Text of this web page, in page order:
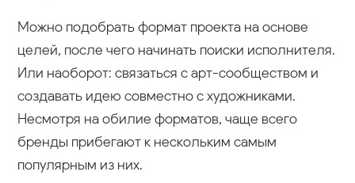
Можно подобрать формат проекта на основе
целей, после чего начинать поиски исполнителя.
Или наоборот: связаться с арт-сообществом и
создавать идею совместно с художниками.
Несмотря на обилие форматов, чаще всего
бренды прибегают к нескольким самым
популярным из них.